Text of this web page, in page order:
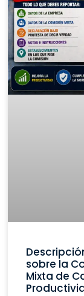
sobre la
Mixta de